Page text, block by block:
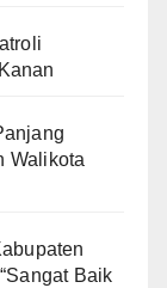
Walikota
Baik